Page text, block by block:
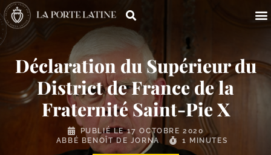
Déclaration du Supérieur du
District de France de la
Fraternité Saint-​Pie X
PUBLIÉ LE17 OCTOBRE 2020
ABBÉ BENOÎT DE JORNA
1 MINUTES